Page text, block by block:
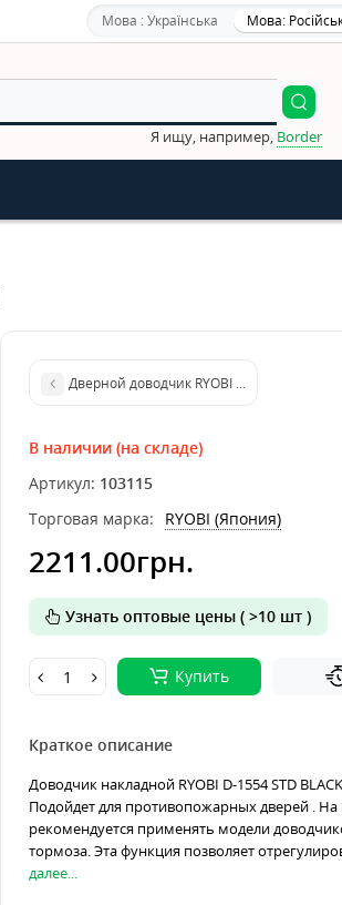
Мова : Українська Мова:
Я ищу, например, Border
Дверной доводчик RYOBI D-1554 STD
В наличии (на складе)
Артикул: 103115
Торговая марка:
RYOBI (Япония)
2211.00грн.
Узнать оптовые цены ( >10 шт )
Купить
Краткое описание
Доводчик накладной RYOBI D-1554 STD
Подойдет для противопожарных дверей .
рекомендуется применять модели
тормоза. Эта функция позволяет
далее...